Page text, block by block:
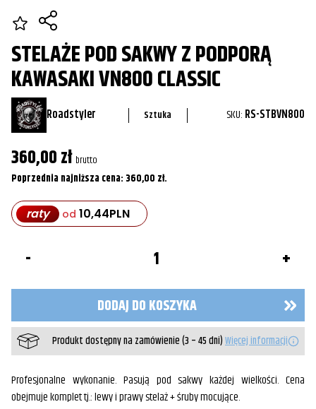
STELAŻE POD SAKWY Z PODPORĄ
KAWASAKI VN800 CLASSIC
Roadstyler Sztuka SKU: RS-STBVN800
360,00zł brutto
Poprzednia najniższa cena: 360,00 zł.
raty od 10,44PLN
z
KAWASAKI
VN800
Classic
DODAJ DO KOSZYKA
Produkt dostępny na zamówienie (3 – 45 dni)Więcej informacji
Profesjonalne wykonanie. Pasują pod sakwy każdej wielkości. Cena
obejmuje komplet tj.: lewy i prawy stelaż + śruby mocujące.